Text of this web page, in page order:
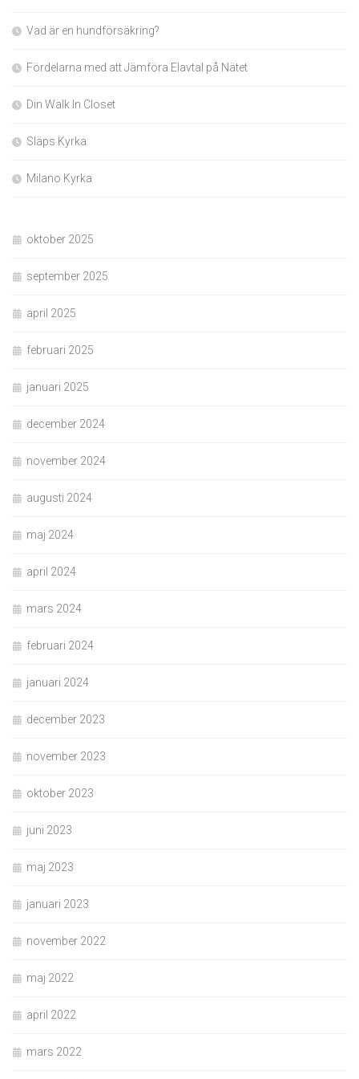
Vad är en hundförsäkring?
Fördelarna med att Jämföra Elavtal på Nätet
Din Walk In Closet
Släps Kyrka
Milano Kyrka
oktober 2025
september 2025
april 2025
februari 2025
januari 2025
december 2024
november 2024
augusti 2024
maj 2024
april 2024
mars 2024
februari 2024
januari 2024
december 2023
november 2023
oktober 2023
juni 2023
maj 2023
januari 2023
november 2022
maj 2022
april 2022
mars 2022